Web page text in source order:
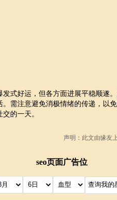
式好运，但各方面进展平稳顺遂
需注意避免消极情绪的传递，以
的一天。
声明：此文由缘友
seo页面广告位